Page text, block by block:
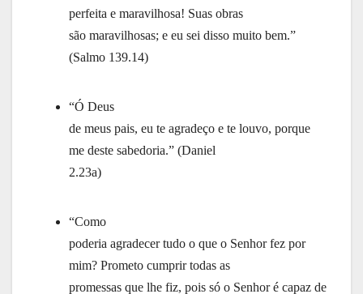
perfeita e maravilhosa! Suas obras
são maravilhosas; e eu sei disso muito bem.”
(Salmo 139.14)
“Ó Deus
de meus pais, eu te agradeço e te louvo, porque
me deste sabedoria.” (Daniel
2.23a)
“Como
poderia agradecer tudo o que o Senhor fez por
mim? Prometo cumprir todas as
promessas que lhe fiz, pois só o Senhor é capaz de